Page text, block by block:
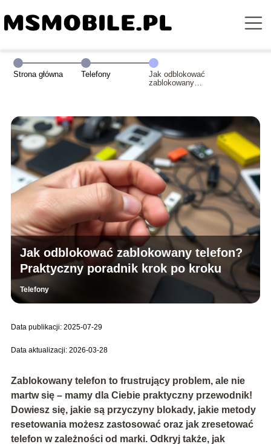
Strona główna Telefony
Jak odblokować
zablokowany
kroku
Jak odblokować zablokowany telefon?
Praktyczny poradnik krok po kroku
Telefony
Data publikacji: 2025-07-29
Data aktualizacji: 2026-03-28
Zablokowany telefon to frustrujący problem, ale nie
martw się – mamy dla Ciebie praktyczny przewodnik!
Dowiesz się, jakie są przyczyny blokady, jakie metody
resetowania możesz zastosować oraz jak zresetować
telefon w zależności od marki. Odkryj także, jak